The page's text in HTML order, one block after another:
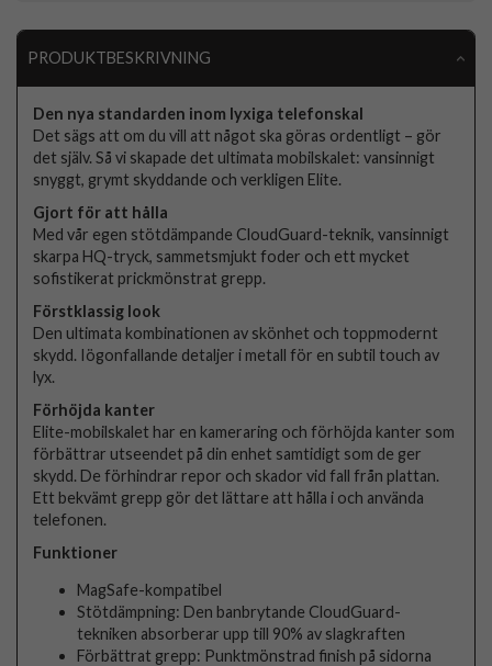
PRODUKTBESKRIVNING
Den nya standarden inom lyxiga telefonskal
Det sägs att om du vill att något ska göras ordentligt – gör
det själv. Så vi skapade det ultimata mobilskalet: vansinnigt
snyggt, grymt skyddande och verkligen Elite.
Gjort för att hålla
Med vår egen stötdämpande CloudGuard-teknik, vansinnigt
skarpa HQ-tryck, sammetsmjukt foder och ett mycket
sofistikerat prickmönstrat grepp.
Förstklassig look
Den ultimata kombinationen av skönhet och toppmodernt
skydd. Iögonfallande detaljer i metall för en subtil touch av
lyx.
Förhöjda kanter
Elite-mobilskalet har en kameraring och förhöjda kanter som
förbättrar utseendet på din enhet samtidigt som de ger
skydd. De förhindrar repor och skador vid fall från plattan.
Ett bekvämt grepp gör det lättare att hålla i och använda
telefonen.
Funktioner
MagSafe-kompatibel
Stötdämpning: Den banbrytande CloudGuard-
tekniken absorberar upp till 90% av slagkraften
Förbättrat grepp: Punktmönstrad finish på sidorna